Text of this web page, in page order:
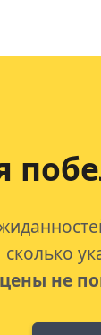
сколько
не